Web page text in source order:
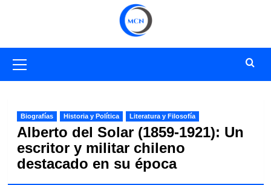
primario
Biografías Historia y Política Literatura y Filosofía
Alberto del Solar (1859-1921): Un
escritor y militar chileno
destacado en su época